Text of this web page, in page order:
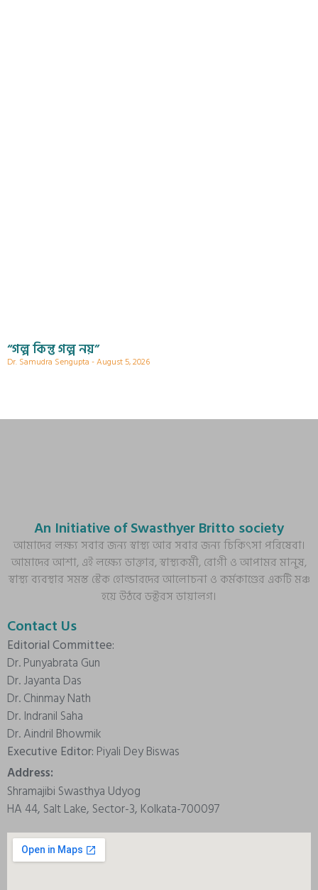
“গল্প কিন্তু গল্প নয়”
Dr. Samudra Sengupta August 5, 2026
An Initiative of Swasthyer Britto society
আমাদের লক্ষ্য সবার জন্য স্বাস্থ্য আর সবার জন্য চিকিৎসা পরিষেবা।
আমাদের আশা, এই লক্ষ্যে ডাক্তার, স্বাস্থ্যকর্মী, রোগী ও আপামর মানুষ,
স্বাস্থ্য ব্যবস্থার সমস্ত স্টেক হোল্ডারদের আলোচনা ও কর্মকাণ্ডের একটি মঞ্চ
হয়ে উঠবে ডক্টরস ডায়ালগ।
Contact Us
Editorial Committee:
Dr. Punyabrata Gun
Dr. Jayanta Das
Dr. Chinmay Nath
Dr. Indranil Saha
Dr. Aindril Bhowmik
Executive Editor: Piyali Dey Biswas
Address:
Shramajibi Swasthya Udyog
HA 44, Salt Lake, Sector-3, Kolkata-700097